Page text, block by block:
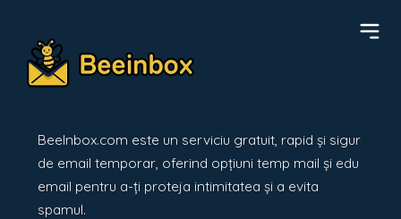
BeeInbox.com este un serviciu gratuit, rapid și sigur
de email temporar, oferind opțiuni temp mail și edu
email pentru a-ți proteja intimitatea și a evita
spamul.